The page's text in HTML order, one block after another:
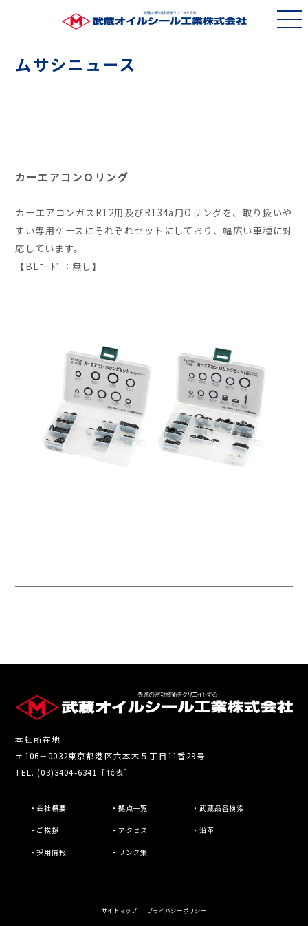
ムサシニュース
カーエアコンＯリング
カーエアコンガスR12用及びR134a用Oリングを、取り扱いや
すい専用ケースにそれぞれセットにしており、幅広い車種に対
応しています。
【BLｺｰﾄﾞ：無し】
本社所在地
〒106－0032東京都港区六本木５丁目11番29号
TEL. (03)3404-6341［代表］
・会社概要 ・拠点一覧 ・武蔵品番検索
・ご挨拶 ・アクセス ・沿革
・採用情報 ・リンク集
サイトマップ｜ プライバシーポリシー